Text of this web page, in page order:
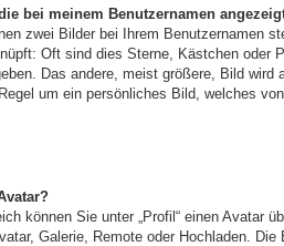
bei meinem Benutzernamen
zwei Bilder bei Ihrem Benutzernamen
Oft sind dies Sterne, Kästchen oder
Das andere, meist größere, Bild wird
um ein persönliches Bild, welches
können Sie unter „Profil“ einen Avatar
Galerie, Remote oder Hochladen.